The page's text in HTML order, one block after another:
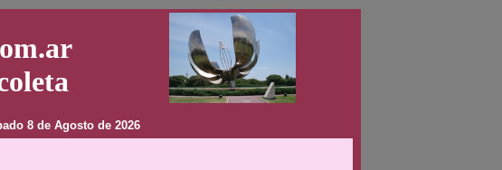
8 de Agosto de 2026